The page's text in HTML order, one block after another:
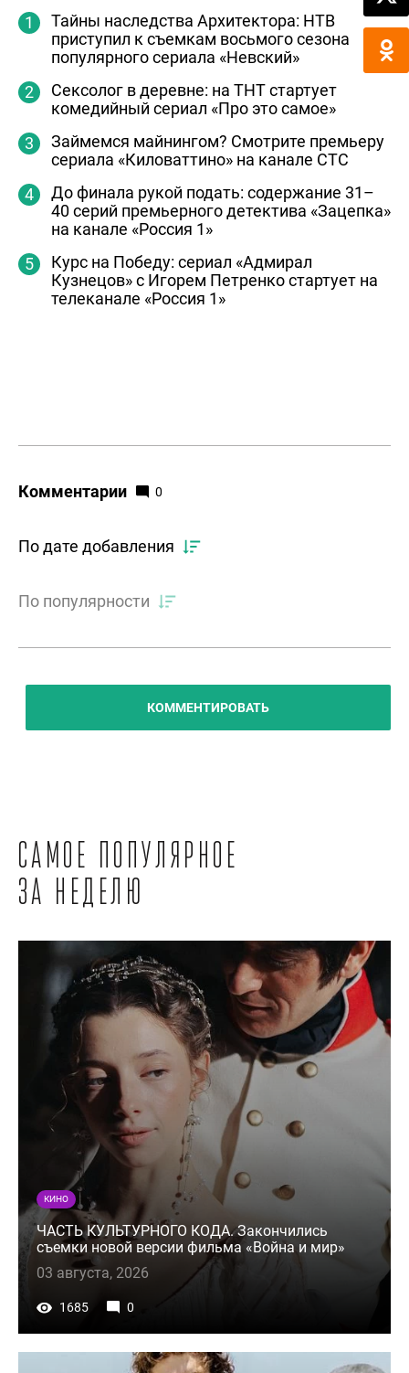
Тайны наследства Архитектора: НТВ
приступил к съемкам восьмого сезона
популярного сериала «Невский»
Сексолог в деревне: на ТНТ стартует
комедийный сериал «Про это самое»
Займемся майнингом? Смотрите премьеру
сериала «Киловаттино» на канале СТС
До финала рукой подать: содержание 31–
40 серий премьерного детектива «Зацепка»
на канале «Россия 1»
Курс на Победу: сериал «Адмирал
Кузнецов» с Игорем Петренко стартует на
телеканале «Россия 1»
Комментарии 0
По дате добавления
По популярности
КОММЕНТИРОВАТЬ
Самое популярное
за неделю
КИНО
ЧАСТЬ КУЛЬТУРНОГО КОДА. Закончились
съемки новой версии фильма «Война и мир»
03 августа, 2026
1685 0